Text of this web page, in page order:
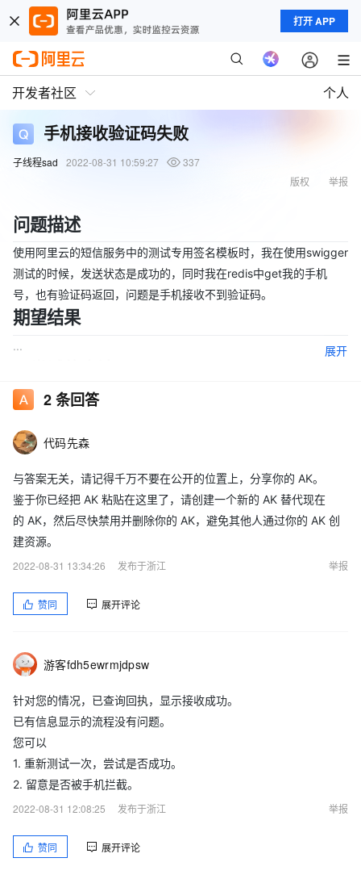
打开 APP
开发者社区 个人
手机接收验证码失败
子线程sad 2022-08-31 10:59:27
337
举报
版权
问题描述
使用阿里云的短信服务中的测试专用签名模板时，我在使用swigger
测试的时候，发送状态是成功的，同时我在redis中get我的手机
号，也有验证码返回，问题是手机接收不到验证码。
期望结果
...
@Override
public boolean send(Map<String, Object> param, String
if(StringUtils.isEmpty(phone))
return false;
DefaultProfile.getProfile("cn-shanghai",
// SendSmsRequest request = new SendSmsRequest();
展开
2条回答
代码先森
与答案无关，请记得千万不要在公开的位置上，分享你的 AK。
鉴于你已经把 AK 粘贴在这里了，请创建一个新的 AK 替代现在
的 AK，然后尽快禁用并删除你的 AK，避免其他人通过你的 AK 创
建资源。
2022-08-31 13:34:26
发布于浙江 举报
赞同 展开评论
游客fdh5ewrmjdpsw
针对您的情况，已查询回执，显示接收成功。
已有信息显示的流程没有问题。
您可以
1. 重新测试一次，尝试是否成功。
2. 留意是否被手机拦截。
2022-08-31 12:08:25
发布于浙江 举报
赞同 展开评论